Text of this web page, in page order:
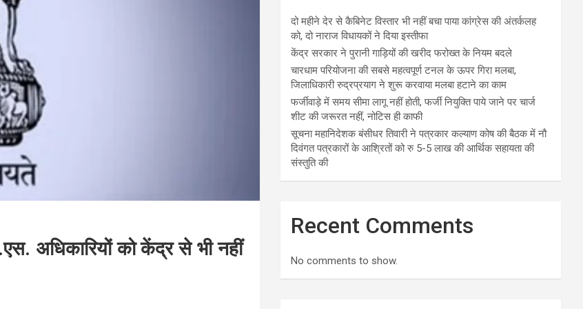
अधिकारियों को केंद्र से भी नहीं
दो महीने देर से कैबिनेट विस्तार भी नहीं बचा पाया कांग्रेस की अंतर्कलह
को, दो नाराज विधायकों ने दिया इस्तीफा
केंद्र सरकार ने पुरानी गाड़ियों की खरीद फरोख्त के नियम बदले
चारधाम परियोजना की सबसे महत्वपूर्ण टनल के ऊपर गिरा मलबा,
जिलाधिकारी रुद्रप्रयाग ने शुरू करवाया मलबा हटाने का काम
फर्जीवाड़े में समय सीमा लागू नहीं होती, फर्जी नियुक्ति पाये जाने पर चार्ज
शीट की जरूरत नहीं, नोटिस ही काफी
सूचना महानिदेशक बंसीधर तिवारी ने पत्रकार कल्याण कोष की बैठक में नौ
दिवंगत पत्रकारों के आश्रितों को रु 5-5 लाख की आर्थिक सहायता की
संस्तुति की
Recent Comments
No comments to show.